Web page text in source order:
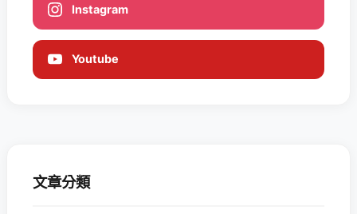
Instagram
Youtube
文章分類